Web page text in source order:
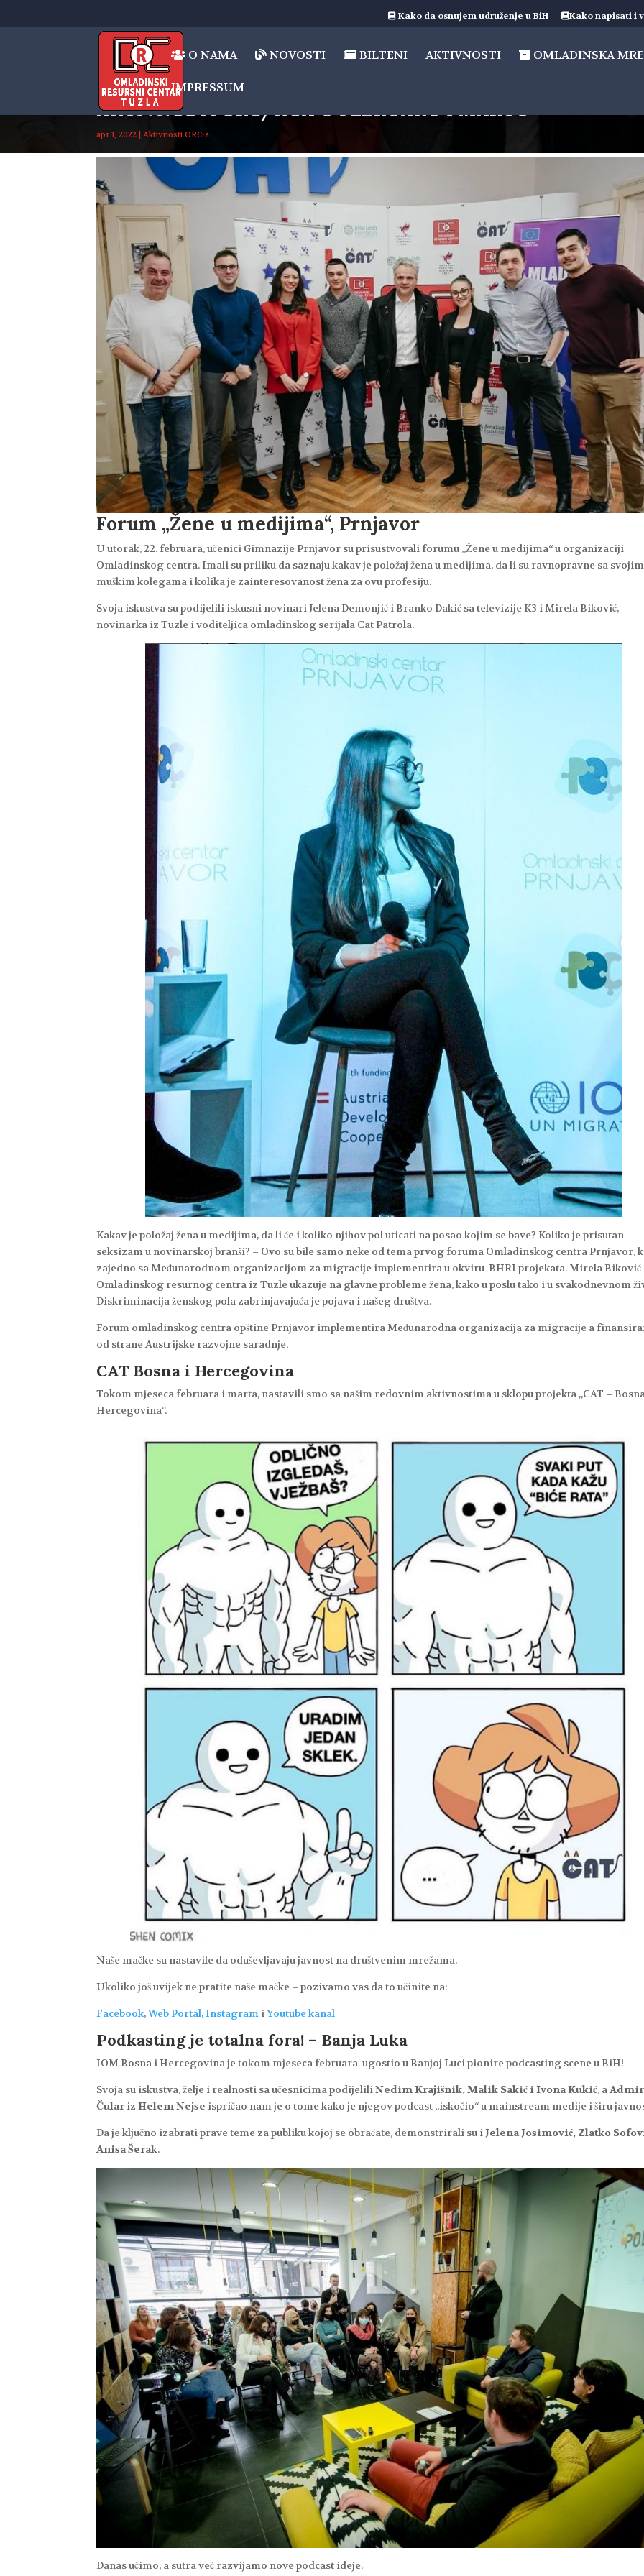
Kako da osnujem udruženje u BiH Kako napisati i
O NAMA NOVOSTI BILTENI AKTIVNOSTI OMLADINSKA
IMPRESSUM
AKTIVNOSTI ORC/HCA U FEBRUARU I MARTU
apr 1, 2022 |Aktivnosti ORC-a
Forum „Žene u medijima“, Prnjavor
U utorak, 22. februara, učenici Gimnazije Prnjavor su prisustvovali forumu „Žene u medijima“ u organizaciji
Omladinskog centra. Imali su priliku da saznaju kakav je položaj žena u medijima, da li su ravnopravne sa svojim
muškim kolegama i kolika je zainteresovanost žena za ovu profesiju.
Svoja iskustva su podijelili iskusni novinari Jelena Demonjić i Branko Dakić sa televizije K3 i Mirela Biković,
novinarka iz Tuzle i voditeljica omladinskog serijala Cat Patrola.
Kakav je položaj žena u medijima, da li će i koliko njihov pol uticati na posao kojim se bave? Koliko je prisutan
seksizam u novinarskoj branši? – Ovo su bile samo neke od tema prvog foruma Omladinskog centra Prnjavor,
zajedno sa Međunarodnom organizacijom za migracije implementira u okviru BHRI projekata. Mirela Biković
Omladinskog resurnog centra iz Tuzle ukazuje na glavne probleme žena, kako u poslu tako i u svakodnevnom
Diskriminacija ženskog pola zabrinjavajuća je pojava i našeg društva.
Forum omladinskog centra opštine Prnjavor implementira Međunarodna organizacija za migracije a
od strane Austrijske razvojne saradnje.
CAT Bosna i Hercegovina
Tokom mjeseca februara i marta, nastavili smo sa našim redovnim aktivnostima u sklopu projekta „CAT –
Hercegovina“.
Naše mačke su nastavile da oduševljavaju javnost na društvenim mrežama.
Ukoliko još uvijek ne pratite naše mačke – pozivamo vas da to učinite na:
Facebook,Web Portal,Instagram iYoutube kanal
Podkasting je totalna fora! – Banja Luka
IOM Bosna i Hercegovina je tokom mjeseca februara ugostio u Banjoj Luci pionire podcasting scene u BiH!
Svoja su iskustva, želje i realnosti sa učesnicima podijeliliNedim Krajišnik, Malik Sakić i Ivona Kukić, aAdmir
Čular izHelem Nejse ispričao nam je o tome kako je njegov podcast „iskočio“ u mainstream medije i širu
Da je ključno izabrati prave teme za publiku kojoj se obraćate, demonstrirali su iJelena Josimović, Zlatko
Anisa Šerak.
Danas učimo, a sutra već razvijamo nove podcast ideje.